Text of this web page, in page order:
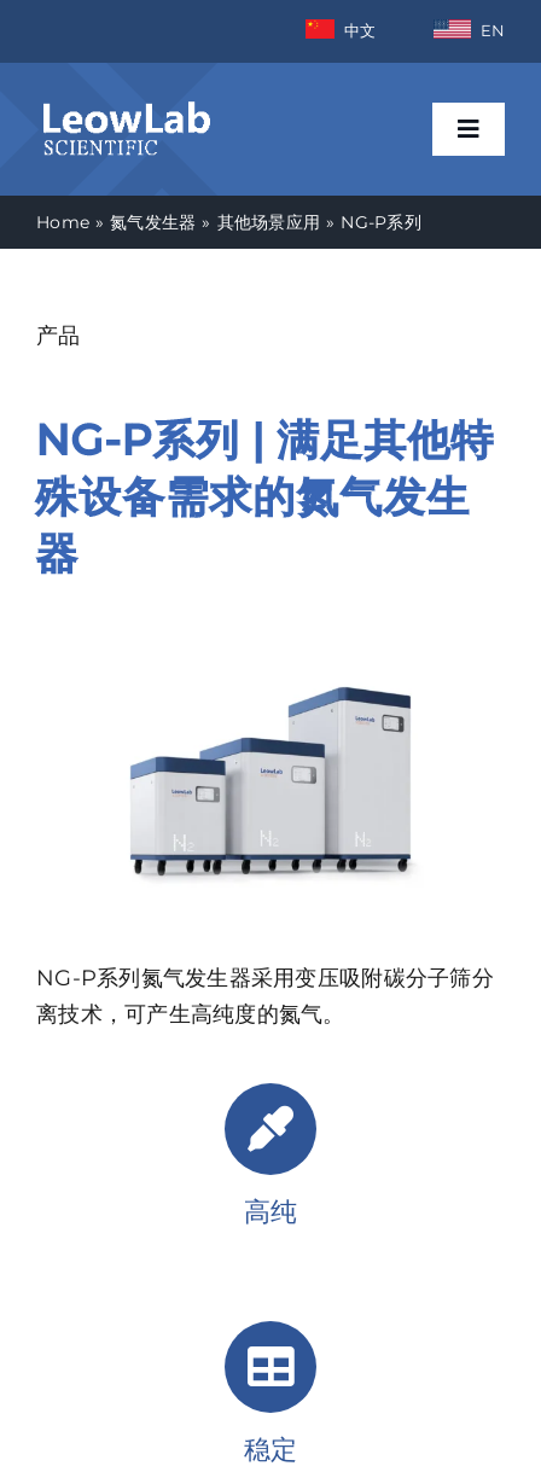
中文 EN
Toggle
行业
新闻资讯
资源中心
Home 氮气发生器 其他场景应用 NG-P系列
产品
NG-P系列 | 满足其他特
殊设备需求的氮气发生
器
NG-P系列氮气发生器采用变压吸附碳分子筛分
离技术，可产生高纯度的氮气。
高纯
稳定